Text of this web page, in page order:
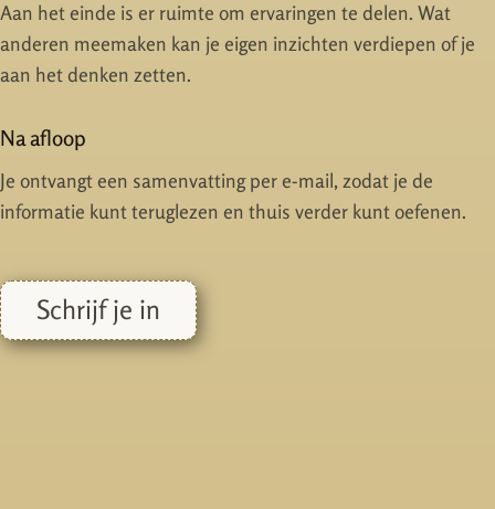
Aan het einde is er ruimte om ervaringen te delen. Wat
anderen meemaken kan je eigen inzichten verdiepen of je
aan het denken zetten.
Na afloop
Je ontvangt een samenvatting per e-mail, zodat je de
informatie kunt teruglezen en thuis verder kunt oefenen.
Schrijf je in